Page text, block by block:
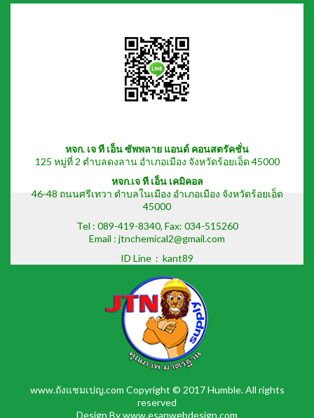
หจก. เจ ที เอ็น ซัพพลาย แอนด์ คอนสตรัคชั่น
125 หมู่ที่ 2 ตำบลดงลาน อำเภอเมือง จังหวัดร้อยเอ็ด 45000
หจก.เจ ที เอ็น เคมิคอล
46-48 ถนนศรีเทวา ตำบลในเมือง อำเภอเมือง จังหวัดร้อยเอ็ด
45000
Tel : 089-419-8340, Fax: 034-515260
Email : jtnchemical2@gmail.com
ID Line : kant89
www.ถังแชมเปญ.com Copyright © 2017 Humble. All rights
reserved
Design Bywww.esanwebdesign.com